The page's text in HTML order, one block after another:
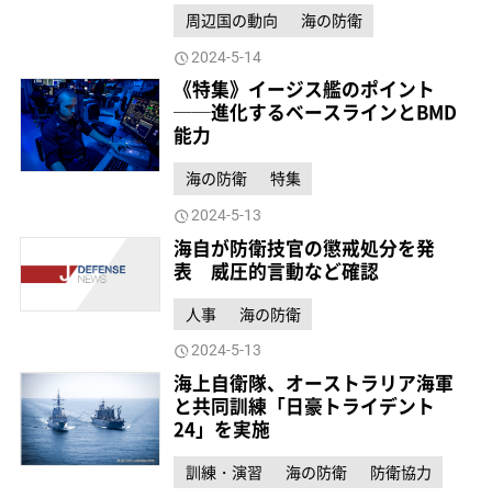
周辺国の動向 海の防衛
2024-5-14
《特集》イージス艦のポイント
──進化するベースラインとBMD
能力
海の防衛 特集
2024-5-13
海自が防衛技官の懲戒処分を発
表 威圧的言動など確認
人事 海の防衛
2024-5-13
海上自衛隊、オーストラリア海軍
と共同訓練「日豪トライデント
24」を実施
訓練・演習 海の防衛 防衛協力